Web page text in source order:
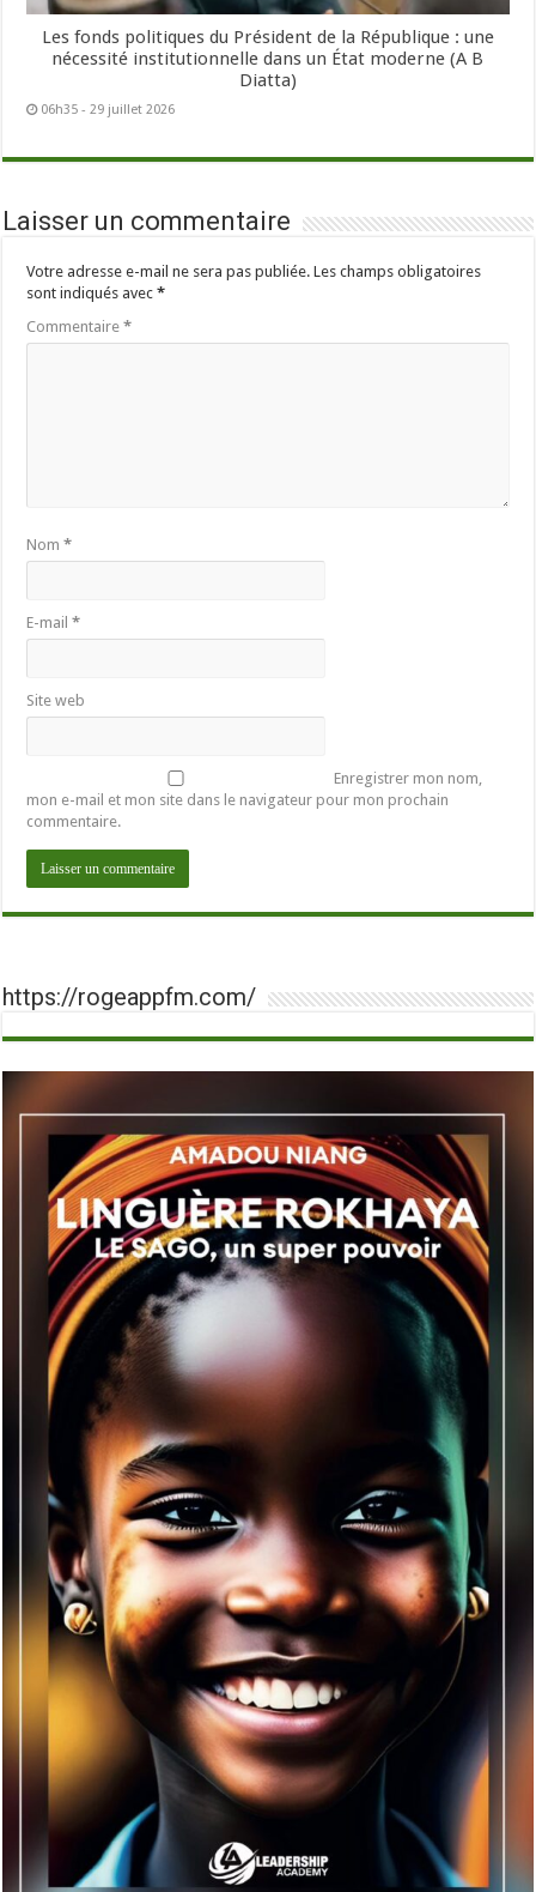
Les fonds politiques du Président de la République : une
nécessité institutionnelle dans un État moderne (A B
Diatta)
06h35 - 29 juillet 2026
Laisser un commentaire
Votre adresse e-mail ne sera pas publiée. Les champs obligatoires
sont indiqués avec*
Commentaire*
Nom*
E-mail*
Site web
Enregistrer mon nom,
mon e-mail et mon site dans le navigateur pour mon prochain
commentaire.
https://rogeappfm.com/